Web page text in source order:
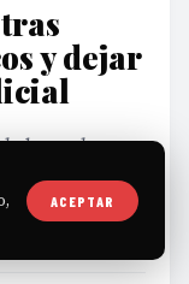
y dejar
luego de
de energía
la Autopista
ACEPTAR